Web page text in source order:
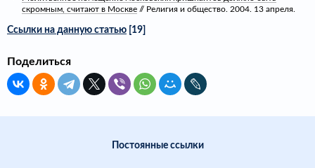
скромным, считают в Москве // Религия и общество. 2004. 13 апреля.
Ссылки на данную статью [19]
Поделиться
Постоянные ссылки